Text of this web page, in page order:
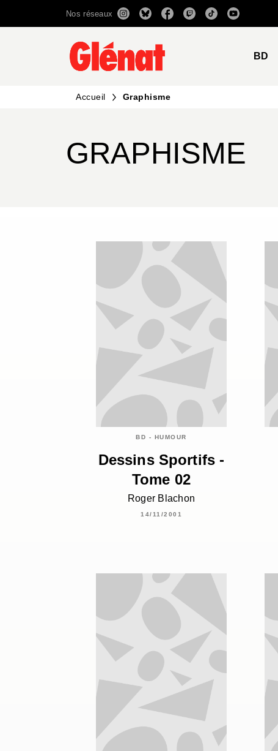
RECHERCHE CONTENU
Nos réseaux
BD
Accueil Graphisme
GRAPHISME
BD - HUMOUR
Dessins Sportifs -
Tome 02
Roger Blachon
14/11/2001